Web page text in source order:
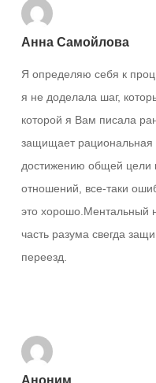
Анна Самойлова
Я определяю себя к
я не доделала шаг,
которой я Вам писала
защищает рациональная
достижению общей цели
отношений, все-таки
это хорошо.Ментальный
часть разума свегда
переезд.